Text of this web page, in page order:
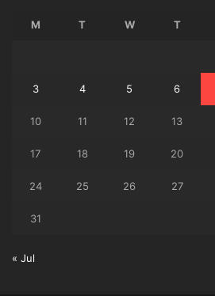
M T W T
3 4 5 6
10 11 12 13
17 18 19 20
24 25 26 27
31
« Jul